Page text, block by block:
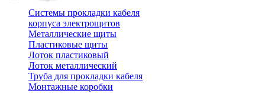
Системы прокладки кабеля
корпуса электрощитов
Металлические щиты
Пластиковые щиты
Лоток пластиковый
Лоток металлический
Труба для прокладки кабеля
Монтажные коробки